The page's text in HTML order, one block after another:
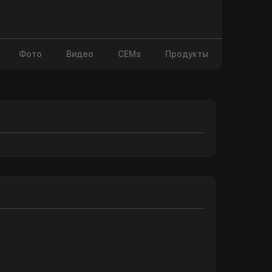
Фото Видео CEMs Продукты